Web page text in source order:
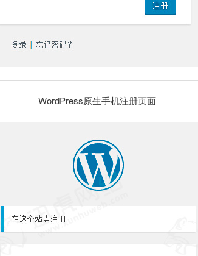
WordPress原生手机注册页面